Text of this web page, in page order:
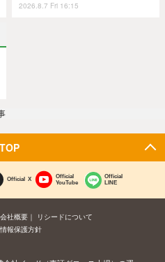
2026.8.7 Fri 16:15
TOP
Official X
Official
YouTube
Official
LINE
会社概要
リシードについて
報保護方針